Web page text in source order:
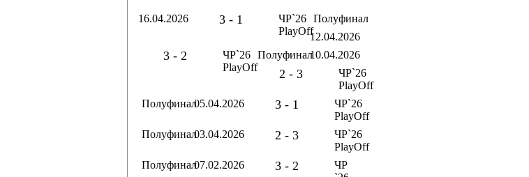
16.04.2026 3 - 1
ЧР`26
PlayOff
Полуфинал
12.04.2026
3 - 2
ЧР`26
PlayOff
Полуфинал10.04.2026
2 - 3
ЧР`26
PlayOff
Полуфинал05.04.2026 3 - 1
ЧР`26
PlayOff
Полуфинал03.04.2026 2 - 3
ЧР`26
PlayOff
Полуфинал07.02.2026 3 - 2
ЧР